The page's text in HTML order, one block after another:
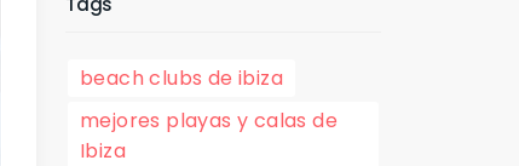
beach clubs de ibiza
mejores playas y calas de
Ibiza